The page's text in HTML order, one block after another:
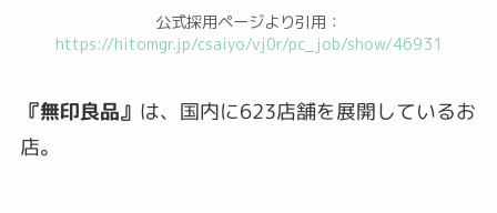
公式採用ページより引用：
https://hitomgr.jp/csaiyo/vj0r/pc_job/show/46931
『無印良品』 は、国内に623店舗を展開しているお
店。